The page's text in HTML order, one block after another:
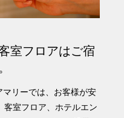
室フロアはご宿
リーでは、お客様が安
客室フロア、ホテルエン